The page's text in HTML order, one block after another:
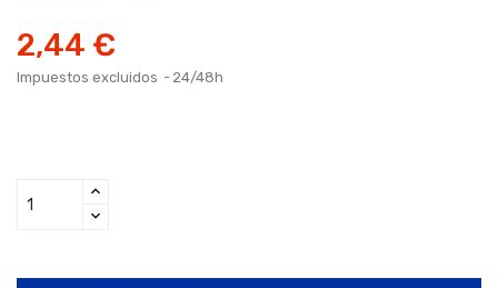
2,44 €
Impuestos excluidos 24/48h